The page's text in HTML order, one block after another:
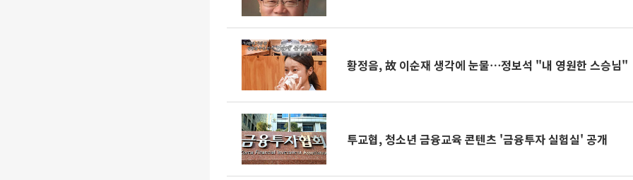
황정음, 故 이순재 생각에 눈물⋯정보석 "내 영원한 스승님"
투교협, 청소년 금융교육 콘텐츠 '금융투자 실험실' 공개